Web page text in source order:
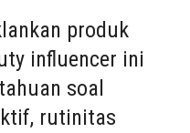
produk
influencer ini
soal
rutinitas